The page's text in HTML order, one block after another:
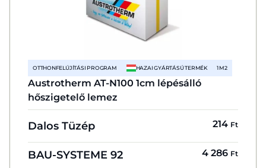
OTTHONFELÚJÍTÁSI PROGRAM HAZAI GYÁRTÁSÚ TERMÉK 1 M2
Austrotherm AT-N100 1cm lépésálló
hőszigetelő lemez
Dalos Tüzép 214 Ft
BAU-SYSTEME 92 4 286 Ft